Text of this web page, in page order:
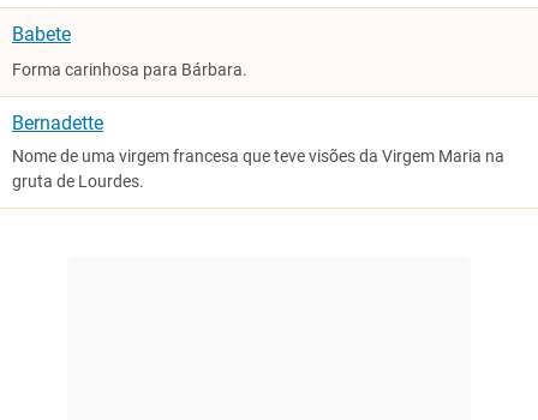
Babete
Forma carinhosa para Bárbara.
Bernadette
Nome de uma virgem francesa que teve visões da Virgem Maria na
gruta de Lourdes.